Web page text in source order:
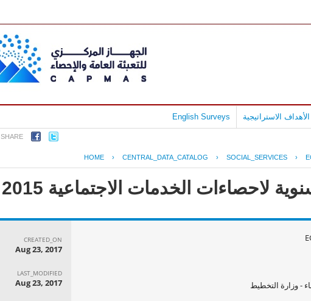
الأهداف الاستراتيجية English Surveys
SHARE
HOME › CENTRAL_DATA_CATALOG › SOCIAL_SERVICES ›
لاحصاءات الخدمات الاجتماعية 2015
- وزارة التخطيط
CREATED_ON
Aug 23, 2017
LAST_MODIFIED
Aug 23, 2017